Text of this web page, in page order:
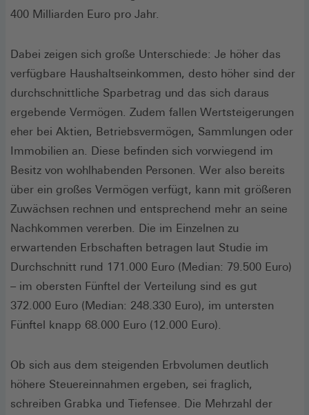
400 Milliarden Euro pro Jahr.
Dabei zeigen sich große Unterschiede: Je höher das
verfügbare Haushaltseinkommen, desto höher sind der
durchschnittliche Sparbetrag und das sich daraus
ergebende Vermögen. Zudem fallen Wertsteigerungen
eher bei Aktien, Betriebsvermögen, Sammlungen oder
Immobilien an. Diese befinden sich vorwiegend im
Besitz von wohlhabenden Personen. Wer also bereits
über ein großes Vermögen verfügt, kann mit größeren
Zuwächsen rechnen und entsprechend mehr an seine
Nachkommen vererben. Die im Einzelnen zu
erwartenden Erbschaften betragen laut Studie im
Durchschnitt rund 171.000 Euro (Median: 79.500 Euro)
– im obersten Fünftel der Verteilung sind es gut
372.000 Euro (Median: 248.330 Euro), im untersten
Fünftel knapp 68.000 Euro (12.000 Euro).
Ob sich aus dem steigenden Erbvolumen deutlich
höhere Steuereinnahmen ergeben, sei fraglich,
schreiben Grabka und Tiefensee. Die Mehrzahl der